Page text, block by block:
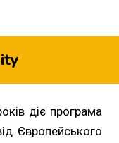
діє програма
Європейського